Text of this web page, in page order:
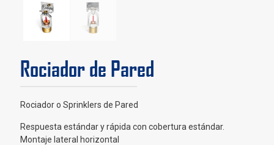
Rociador de Pared
Rociador o Sprinklers de Pared
Respuesta estándar y rápida con cobertura estándar.
Montaje lateral horizontal